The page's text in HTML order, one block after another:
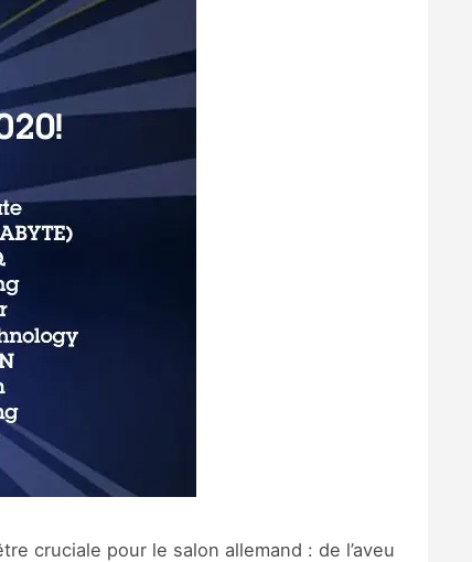
cruciale pour le salon allemand : de l’aveu